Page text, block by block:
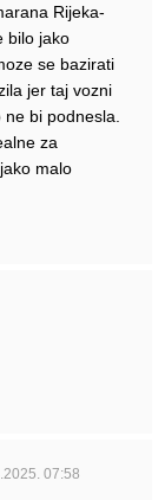
Rijeka-
bilo jako
se bazirati
jer taj vozni
bi podnesla.
za
malo
07:58